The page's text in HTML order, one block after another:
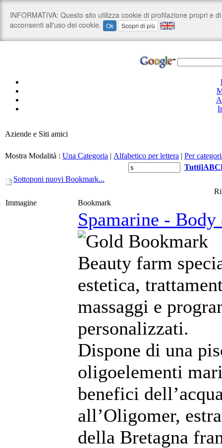
Aziende e Siti amici
Mostra Modalità : Una Categoria | Alfabetico per lettera | Per
Tutti]ABC
Sottoponi nuovi Bookmark...
Immagine
Bookmark
Spamarine -
Beauty farm
estetica,
massaggi e
personalizzati.
Dispone di una
oligoelementi
benefici
all’Oligomer,
della Bretagna